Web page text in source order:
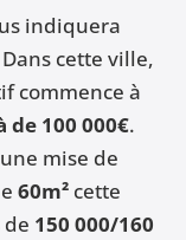
indiquera
cette ville,
commence à
de 100 000€.
mise de
60m² cette
150 000/160